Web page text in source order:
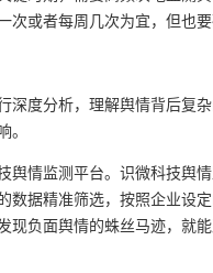
或者每周几次为宜，但也要
深度分析，理解舆情背后复
。
舆情监测平台。识微科技舆
数据精准筛选，按照企业设
现负面舆情的蛛丝马迹，就